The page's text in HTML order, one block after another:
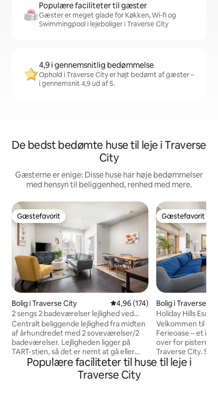
Populære faciliteter til gæster
Gæster er meget glade for Køkken, Wi-fi og
Swimmingpool i lejeboliger i Traverse City
4,9 i gennemsnitlig bedømmelse
Ophold i Traverse City er højt bedømt af gæster –
i gennemsnit 4,9 ud af 5.
De bedst bedømte huse til leje i Traverse
City
Gæsterne er enige: Disse huse har høje bedømmelser
med hensyn til beliggenhed, renhed med mere.
Gæstefavorit
Gæstefavorit
Bolig i Traverse City 4,96 ud af 5 i gennemsnitlig
4,96 (174)
2 sengs 2 badeværelser lejlighed ved
downtown TC, mad og sjov!
Centralt beliggende lejlighed fra midten
af århundredet med 2 soveværelser/2
badeværelser. Lejligheden ligger på
TART-stien, så det er nemt at gå eller
cykle til centrum og videre. Kun få
minutter fra centrum kan du nemt nyde
alt det, TC har at tilbyde. Uanset om du
Gæstefavorit
Gæstefavorit
Bolig i Traverse
Holiday Hills
Aircondition | Mt.
Velkommen til dit
Ferieoase – et
over for pisterne
Traverse City.
omgivelser med
bekvemmelighed: - 6 sovepladser |
Populære faciliteter til huse til leje i
Traverse City